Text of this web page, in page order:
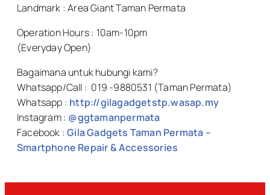
Landmark : Area Giant Taman Permata
Operation Hours : 10am-10pm
(Everyday Open)
Bagaimana untuk hubungi kami?
Whatsapp/Call : 019 -9880531 (Taman Permata)
Whatsapp : http://gilagadgetstp.wasap.my
Instagram : @ggtamanpermata
Facebook :Gila Gadgets Taman Permata –
Smartphone Repair & Accessories